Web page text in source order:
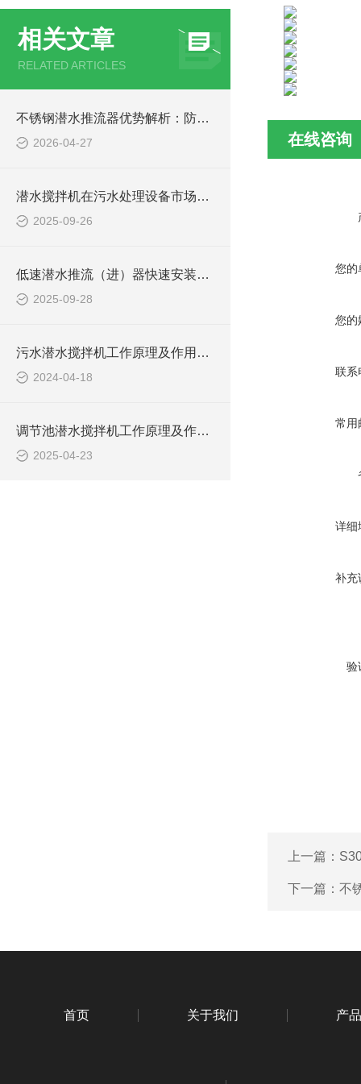
相关文章
RELATED ARTICLES
不锈钢潜水推流器优势解析：防腐耐用污水处理设备
2026-04-27
潜水搅拌机在污水处理设备市场的发展及产品优势
2025-09-26
低速潜水推流（进）器快速安装方法
2025-09-28
污水潜水搅拌机工作原理及作用特点、安装图、CAD结构图
2024-04-18
调节池潜水搅拌机工作原理及作用特点、安装图、CAD结构图
2025-04-23
在线咨询
您的
您的
联系
常用
详细
补充
验
上一篇：
下一篇： 不
首页 关于我们 产